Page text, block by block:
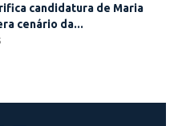
candidatura de Maria
cenário da...